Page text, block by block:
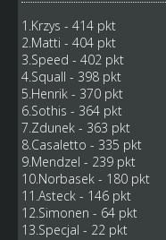
1.Krzys - 414 pkt
2.Matti - 404 pkt
3.Speed - 402 pkt
4.Squall - 398 pkt
5.Henrik - 370 pkt
6.Sothis - 364 pkt
7.Zdunek - 363 pkt
8.Casaletto - 335 pkt
9.Mendzel - 239 pkt
10.Norbasek - 180 pkt
11.Asteck - 146 pkt
12.Simonen - 64 pkt
13.Specjal - 22 pkt